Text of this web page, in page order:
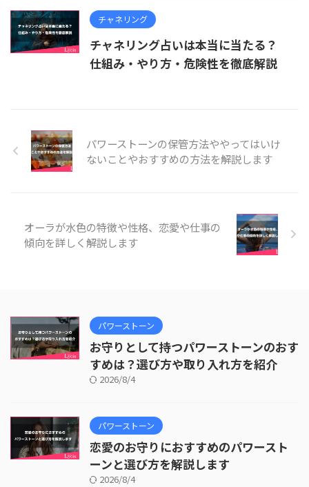
チャネリング
チャネリング占いは本当に当たる？
仕組み・やり方・危険性を徹底解説
パワーストーンの保管方法ややってはいけ
ないことやおすすめの方法を解説します
オーラが水色の特徴や性格、恋愛や仕事の
傾向を詳しく解説します
パワーストーン
お守りとして持つパワーストーンのおす
すめは？選び方や取り入れ方を紹介
2026/8/4
パワーストーン
恋愛のお守りにおすすめのパワースト
ーンと選び方を解説します
2026/8/4